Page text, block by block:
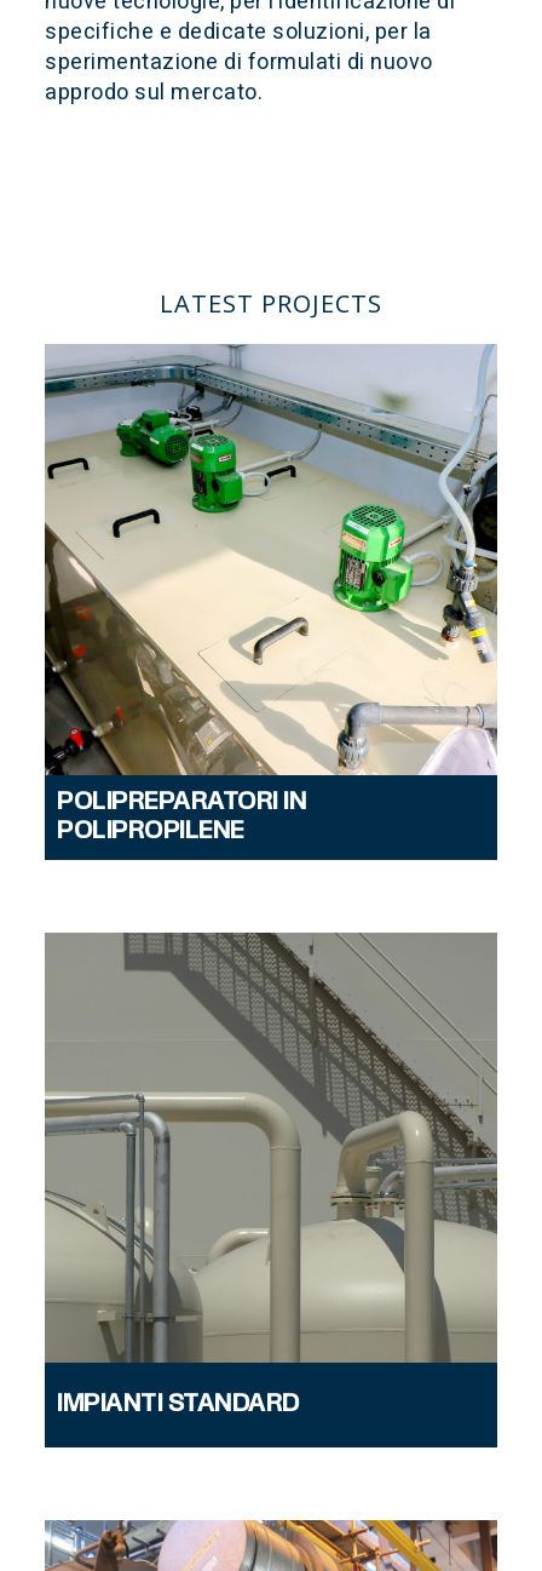
specifiche e dedicate soluzioni, per la
sperimentazione di formulati di nuovo
approdo sul mercato.
LATEST PROJECTS
POLIPREPARATORI IN
POLIPROPILENE
IMPIANTI STANDARD